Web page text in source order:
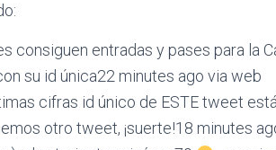
consiguen entradas y pases para la
su id única22 minutes ago via web
cifras id único de ESTE tweet
otro tweet, ¡suerte!18 minutes